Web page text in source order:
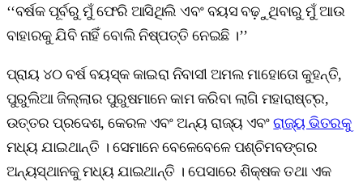
‘‘ବର୍ଷକ ପୂର୍ବରୁ ମୁଁ ଫେରି ଆସିଥିଲି ଏବଂ ବୟସ ବଢ଼ୁଥିବାରୁ ମୁଁ ଆଉ
ବାହାରକୁ ଯିବି ନାହିଁ ବୋଲି ନିଷ୍ପତ୍ତି ନେଇଛି ।’’
ପ୍ରାୟ ୪୦ ବର୍ଷ ବୟସ୍କ କାଇରା ନିବାସୀ ଅମଲ ମାହୋତୋ କୁହନ୍ତି,
ପୁରୁଲିଆ ଜିଲ୍ଲାର ପୁରୁଷମାନେ କାମ କରିବା ଲାଗି ମହାରାଷ୍ଟ୍ର,
ଉତ୍ତର ପ୍ରଦେଶ, କେରଳ ଏବଂ ଅନ୍ୟ ରାଜ୍ୟ ଏବଂରାଜ୍ୟ ଭିତରକୁ
ମଧ୍ୟ ଯାଇଥାନ୍ତି । ସେମାନେ ବେଳେବେଳେ ପଶ୍ଚିମବଙ୍ଗର
ଅନ୍ୟସ୍ଥାନକୁ ମଧ୍ୟ ଯାଇଥାନ୍ତି । ପେସାରେ ଶିକ୍ଷକ ତଥା ଏକ